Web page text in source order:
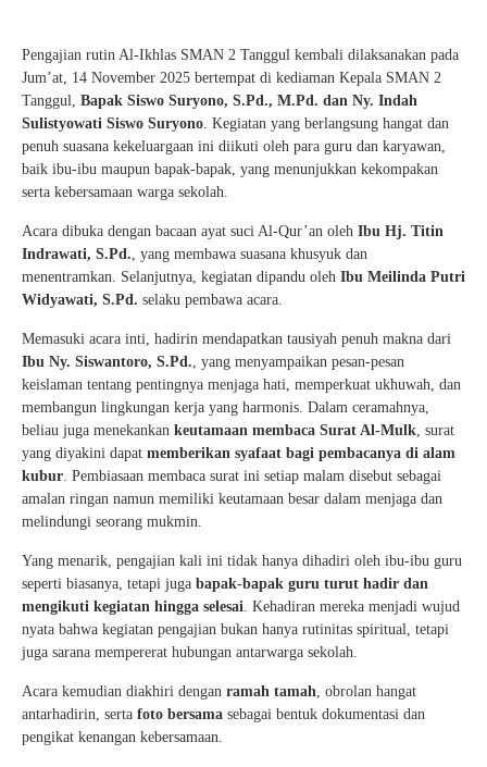
Pengajian rutin Al-Ikhlas SMAN 2 Tanggul kembali dilaksanakan pada
Jum’at, 14 November 2025 bertempat di kediaman Kepala SMAN 2
Tanggul, Bapak Siswo Suryono, S.Pd., M.Pd. dan Ny. Indah
Sulistyowati Siswo Suryono. Kegiatan yang berlangsung hangat dan
penuh suasana kekeluargaan ini diikuti oleh para guru dan karyawan,
baik ibu-ibu maupun bapak-bapak, yang menunjukkan kekompakan
serta kebersamaan warga sekolah.
Acara dibuka dengan bacaan ayat suci Al-Qur’an oleh Ibu Hj. Titin
Indrawati, S.Pd., yang membawa suasana khusyuk dan
menentramkan. Selanjutnya, kegiatan dipandu oleh Ibu Meilinda Putri
Widyawati, S.Pd. selaku pembawa acara.
Memasuki acara inti, hadirin mendapatkan tausiyah penuh makna dari
Ibu Ny. Siswantoro, S.Pd., yang menyampaikan pesan-pesan
keislaman tentang pentingnya menjaga hati, memperkuat ukhuwah, dan
membangun lingkungan kerja yang harmonis. Dalam ceramahnya,
beliau juga menekankan keutamaan membaca Surat Al-Mulk, surat
yang diyakini dapat memberikan syafaat bagi pembacanya di alam
kubur. Pembiasaan membaca surat ini setiap malam disebut sebagai
amalan ringan namun memiliki keutamaan besar dalam menjaga dan
melindungi seorang mukmin.
Yang menarik, pengajian kali ini tidak hanya dihadiri oleh ibu-ibu guru
seperti biasanya, tetapi juga bapak-bapak guru turut hadir dan
mengikuti kegiatan hingga selesai. Kehadiran mereka menjadi wujud
nyata bahwa kegiatan pengajian bukan hanya rutinitas spiritual, tetapi
juga sarana mempererat hubungan antarwarga sekolah.
Acara kemudian diakhiri dengan ramah tamah, obrolan hangat
antarhadirin, serta foto bersama sebagai bentuk dokumentasi dan
pengikat kenangan kebersamaan.